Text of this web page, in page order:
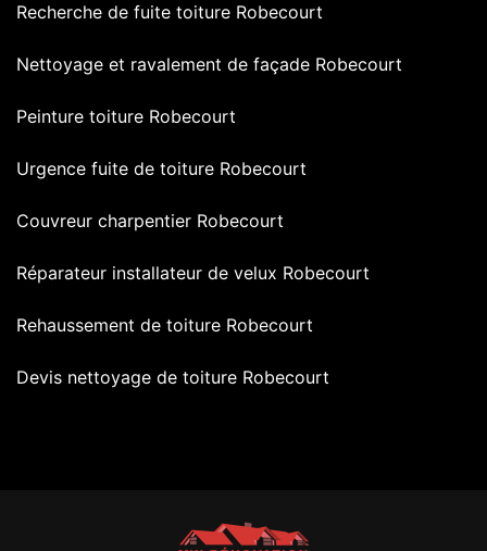
Recherche de fuite toiture Robecourt
Nettoyage et ravalement de façade Robecourt
Peinture toiture Robecourt
Urgence fuite de toiture Robecourt
Couvreur charpentier Robecourt
Réparateur installateur de velux Robecourt
Rehaussement de toiture Robecourt
Devis nettoyage de toiture Robecourt